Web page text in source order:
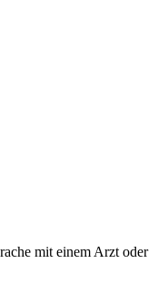
mit einem Arzt oder